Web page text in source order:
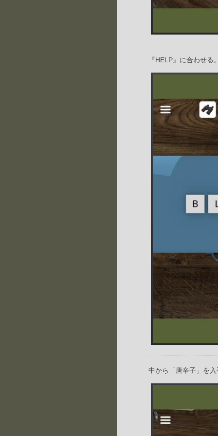
『HELP』に合わせる
中から「唐辛子」を入